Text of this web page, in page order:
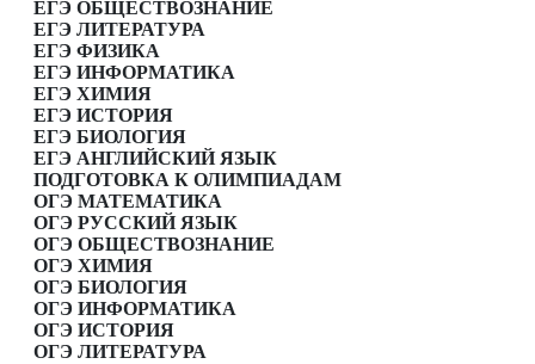
ЕГЭ ОБЩЕСТВОЗНАНИЕ
ЕГЭ ЛИТЕРАТУРА
ЕГЭ ФИЗИКА
ЕГЭ ИНФОРМАТИКА
ЕГЭ ХИМИЯ
ЕГЭ ИСТОРИЯ
ЕГЭ БИОЛОГИЯ
ЕГЭ АНГЛИЙСКИЙ ЯЗЫК
ПОДГОТОВКА К ОЛИМПИАДАМ
ОГЭ МАТЕМАТИКА
ОГЭ РУССКИЙ ЯЗЫК
ОГЭ ОБЩЕСТВОЗНАНИЕ
ОГЭ ХИМИЯ
ОГЭ БИОЛОГИЯ
ОГЭ ИНФОРМАТИКА
ОГЭ ИСТОРИЯ
ОГЭ ЛИТЕРАТУРА